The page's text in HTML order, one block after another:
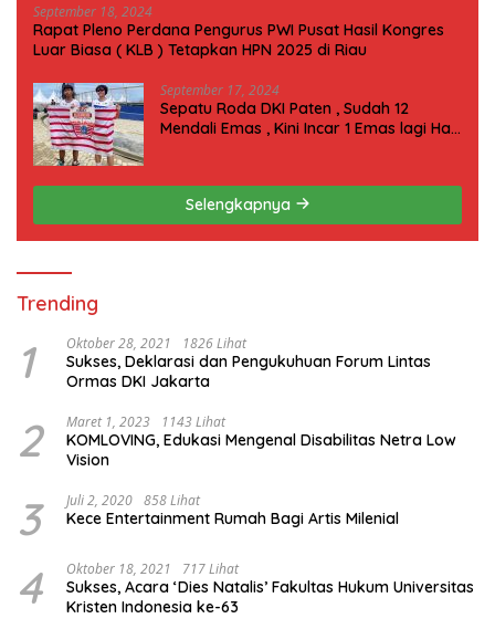
September 18, 2024
Rapat Pleno Perdana Pengurus PWI Pusat Hasil Kongres
Luar Biasa ( KLB ) Tetapkan HPN 2025 di Riau
September 17, 2024
Sepatu Roda DKI Paten , Sudah 12
Mendali Emas , Kini Incar 1 Emas lagi Hari
Selengkapnya
Trending
1 Oktober 28, 2021 1826 Lihat
Sukses, Deklarasi dan Pengukuhuan Forum Lintas
Ormas DKI Jakarta
2 Maret 1, 2023 1143 Lihat
KOMLOVING, Edukasi Mengenal Disabilitas Netra Low
Vision
3 Juli 2, 2020 858 Lihat
Kece Entertainment Rumah Bagi Artis Milenial
4 Oktober 18, 2021 717 Lihat
Sukses, Acara ‘Dies Natalis’ Fakultas Hukum Universitas
Kristen Indonesia ke-63